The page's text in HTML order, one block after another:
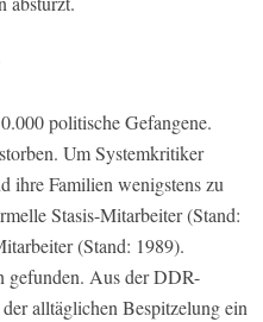
politische Gefangene.
Um Systemkritiker
ihre Familien wenigstens zu
Stasis-Mitarbeiter (Stand:
(Stand: 1989).
gefunden. Aus der DDR-
alltäglichen Bespitzelung ein